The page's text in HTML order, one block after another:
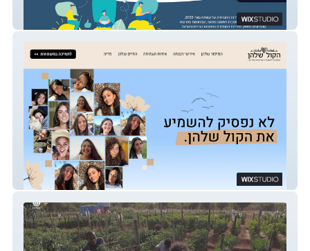
SCoTCH
הקול שלהן